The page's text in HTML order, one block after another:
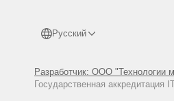
Русский
Разработчик: ООО "Технологии
Государственная